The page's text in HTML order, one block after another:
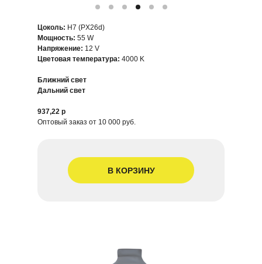
Цоколь: H7 (PX26d)
Мощность: 55 W
Напряжение: 12 V
Цветовая температура: 4000 K
Ближний свет
Дальний свет
937,22 р
Оптовый заказ от 10 000 руб.
В КОРЗИНУ